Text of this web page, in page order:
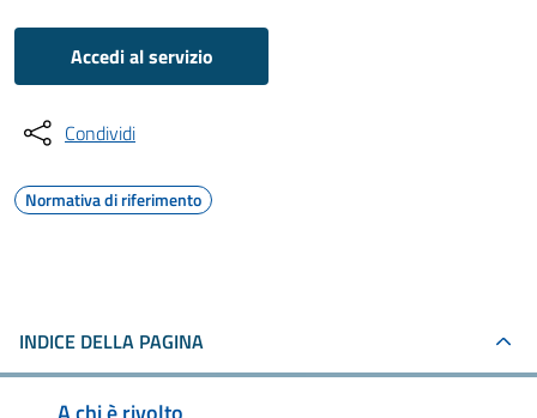
Accedi al servizio
Condividi
Normativa di riferimento
INDICE DELLA PAGINA